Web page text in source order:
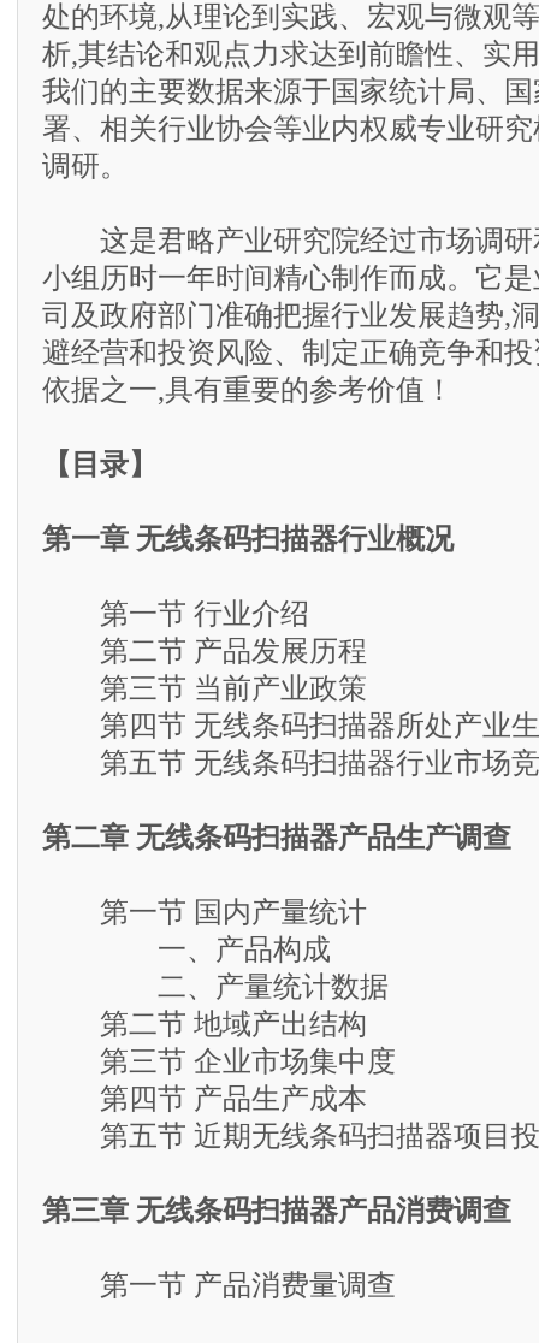
处的环境,从理论到实践、宏观与微观
析,其结论和观点力求达到前瞻性、实
我们的主要数据来源于国家统计局、
署、相关行业协会等业内权威专业研
调研。
这是君略产业研究院经过市场调研
小组历时一年时间精心制作而成。它
司及政府部门准确把握行业发展趋势,
避经营和投资风险、制定正确竞争和
依据之一,具有重要的参考价值！
【目录】
第一章 无线条码扫描器行业概况
第一节 行业介绍
第二节 产品发展历程
第三节 当前产业政策
第四节 无线条码扫描器所处产业
第五节 无线条码扫描器行业市场
第二章 无线条码扫描器产品生产调查
第一节 国内产量统计
一、产品构成
二、产量统计数据
第二节 地域产出结构
第三节 企业市场集中度
第四节 产品生产成本
第五节 近期无线条码扫描器项目投
第三章 无线条码扫描器产品消费调查
第一节 产品消费量调查